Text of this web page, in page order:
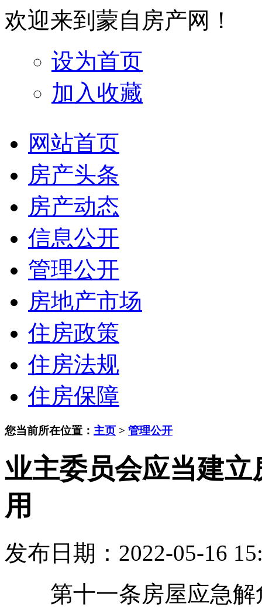
欢迎来到蒙自房产网！
设为首页
加入收藏
网站首页
房产头条
房产动态
信息公开
管理公开
房地产市场
住房政策
住房法规
住房保障
您当前所在位置： 主页 > 管理公开
业主委员会应当建
用
发布日期：2022-05-16
第十一条房屋应急解